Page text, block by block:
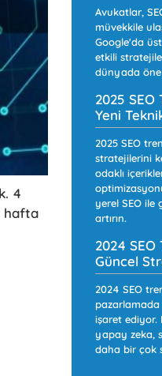
4
hafta
Avukatlar,
müvekkile
Google'da
etkili
dünyada öne
2025
Yeni
2025 SEO
stratejilerini
odaklı
yerel SEO ile
artırın.
2024
Güncel
2024 SEO
işaret ediyor.
yapay zeka,
daha bir çok